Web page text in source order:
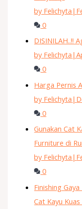
by Felichyta |
0
DISINILAH..!!
by Felichyta |
0
Harga Pernis
by Felichyta |
0
Gunakan Cat
Furniture di
by Felichyta |
0
Finishing
Cat Kayu